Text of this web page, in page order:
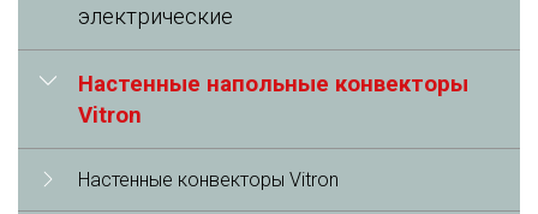
электрические
Настенные напольные конвекторы
Vitron
Настенные конвекторы Vitron